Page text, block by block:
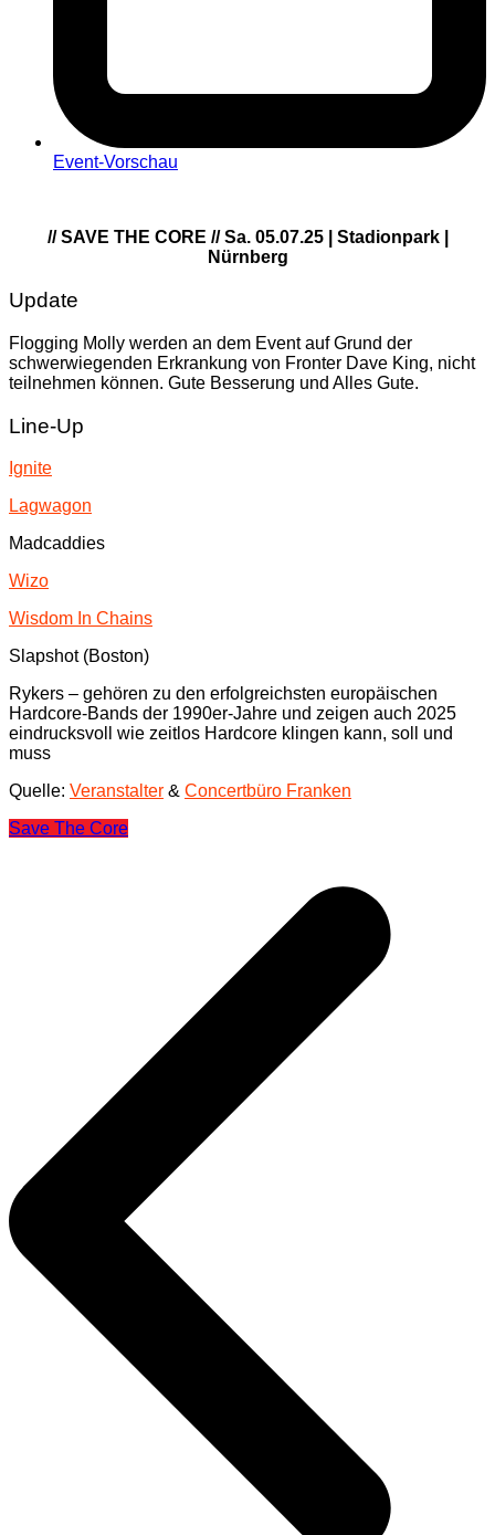
Event-Vorschau
// SAVE THE CORE // Sa. 05.07.25 | Stadionpark |
Nürnberg
Update
Flogging Molly werden an dem Event auf Grund der
schwerwiegenden Erkrankung von Fronter Dave King, nicht
teilnehmen können. Gute Besserung und Alles Gute.
Line-Up
Ignite
Lagwagon
Madcaddies
Wizo
Wisdom In Chains
Slapshot (Boston)
Rykers – gehören zu den erfolgreichsten europäischen
Hardcore-Bands der 1990er-Jahre und zeigen auch 2025
eindrucksvoll wie zeitlos Hardcore klingen kann, soll und
muss
Quelle: Veranstalter & Concertbüro Franken
Save The Core